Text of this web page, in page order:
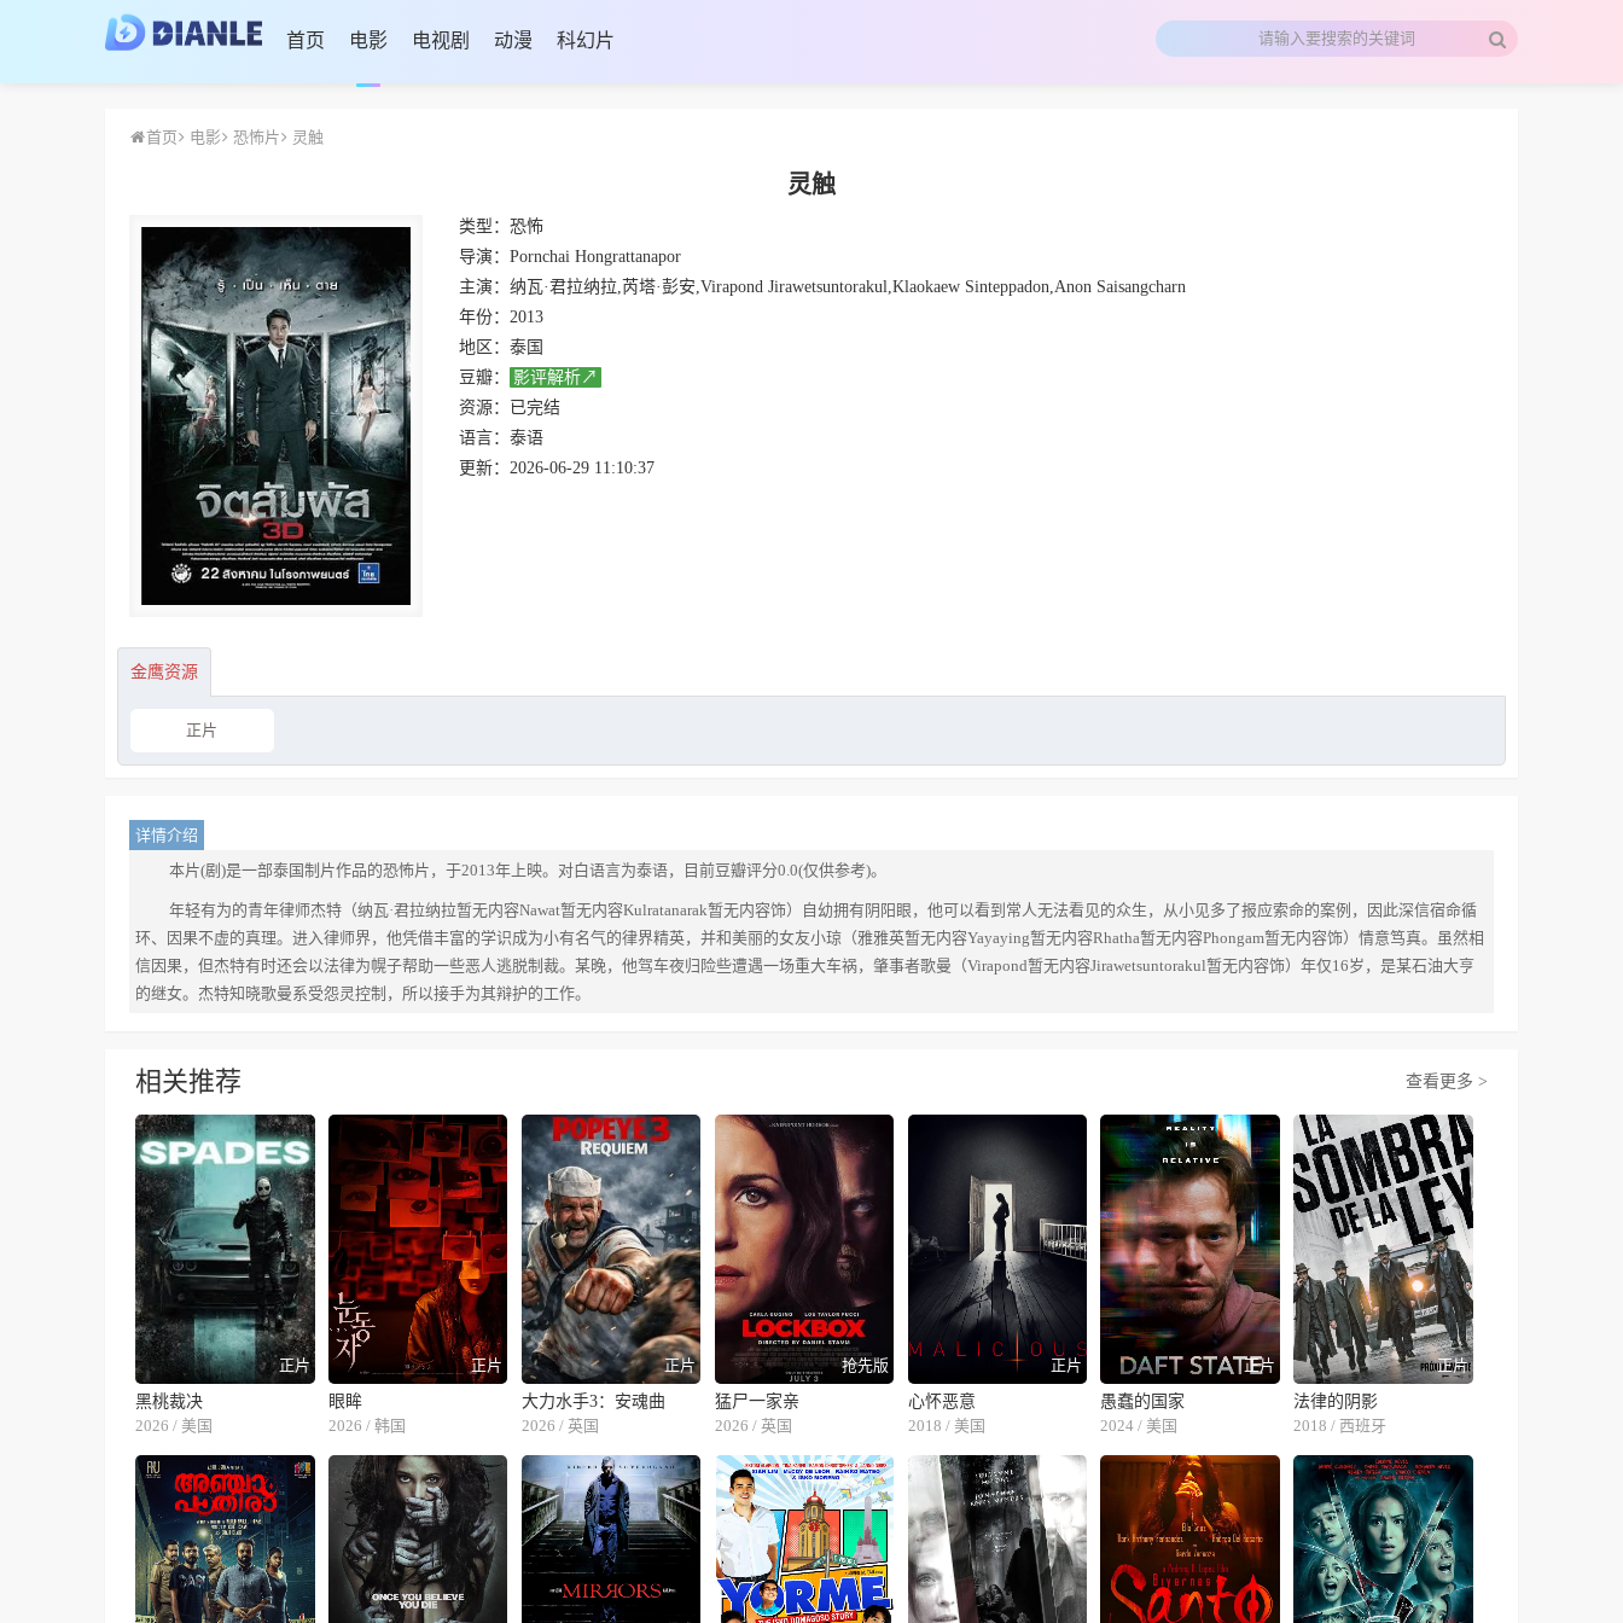
首页 电影 电视剧 动漫 科幻片
首页 电影 恐怖片 灵触
灵触
类型： 恐怖
导演： Pornchai Hongrattanapor
主演： 纳瓦·君拉纳拉,芮塔·彭安,Virapond Jirawetsuntorakul,Klaokaew Sinteppadon,Anon Saisangcharn
年份： 2013
地区： 泰国
豆瓣：
影评解析↗
资源：
已完结
语言： 泰语
更新： 2026-06-29 11:10:37
金鹰资源
正片
详情介绍
本片(剧)是一部泰国制片作品的恐怖片，于2013年上映。对白语言为泰语，目前豆瓣评分0.0(仅供参考)。
年轻有为的青年律师杰特（纳瓦·君拉纳拉暂无内容Nawat暂无内容Kulratanarak暂无内容饰）自幼拥有阴阳眼，他可以看到常人无法看见的众生，从小见多了报应索命的案例，因此深信宿命循
环、因果不虚的真理。进入律师界，他凭借丰富的学识成为小有名气的律界精英，并和美丽的女友小琼（雅雅英暂无内容Yayaying暂无内容Rhatha暂无内容Phongam暂无内容饰）情意笃真。虽然相
信因果，但杰特有时还会以法律为幌子帮助一些恶人逃脱制裁。某晚，他驾车夜归险些遭遇一场重大车祸，肇事者歌曼（Virapond暂无内容Jirawetsuntorakul暂无内容饰）年仅16岁，是某石油大亨
的继女。杰特知晓歌曼系受怨灵控制，所以接手为其辩护的工作。
相关推荐 查看更多 >
正片
黑桃裁决
2026 / 美国
正片
眼眸
2026 / 韩国
正片
大力水手3：安魂曲
2026 / 英国
抢先版
猛尸一家亲
2026 / 英国
正片
心怀恶意
2018 / 美国
正片
愚蠢的国家
2024 / 美国
正片
法律的阴影
2018 / 西班牙